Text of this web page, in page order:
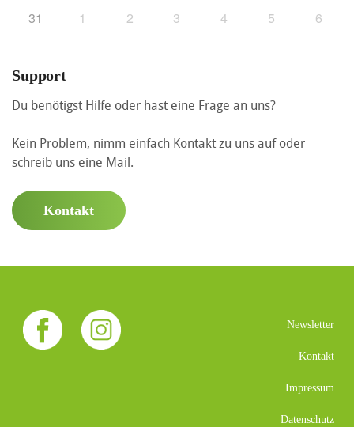
31
1 2 3 4 5 6
Support
Du benötigst Hilfe oder hast eine Frage an uns?
Kein Problem, nimm einfach Kontakt zu uns auf oder
schreib uns eine Mail.
Kontakt
Newsletter
Kontakt
Impressum
Datenschutz